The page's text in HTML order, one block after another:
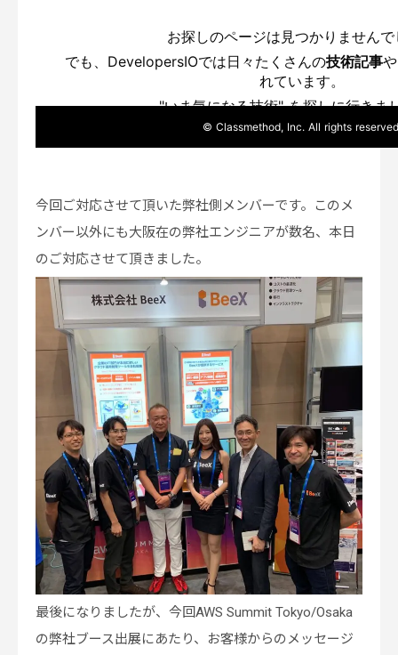
今回ご対応させて頂いた弊社側メンバーです。このメ
ンバー以外にも大阪在の弊社エンジニアが数名、本日
のご対応させて頂きました。
最後になりましたが、今回AWS Summit Tokyo/Osaka
の弊社ブース出展にあたり、お客様からのメッセージ